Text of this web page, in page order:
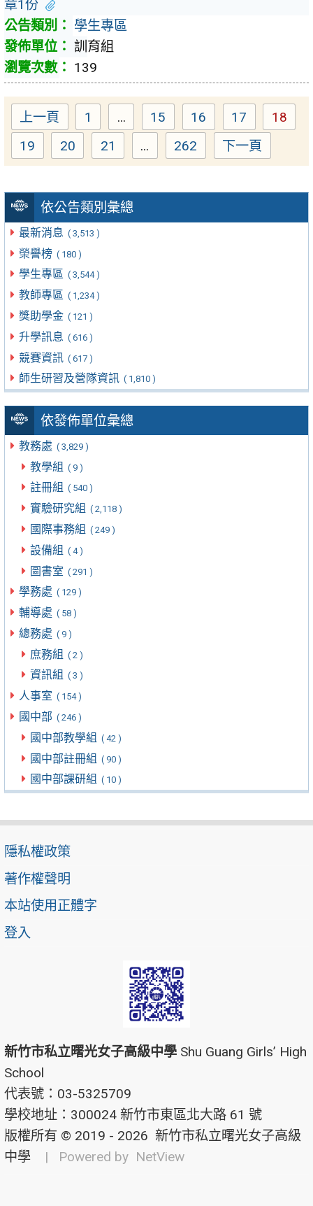
依公告類別彙總
最新消息 ( 3,513 )
榮譽榜 ( 180 )
學生專區 ( 3,544 )
教師專區 ( 1,234 )
獎助學金 ( 121 )
升學訊息 ( 616 )
競賽資訊 ( 617 )
師生研習及營隊資訊 ( 1,810 )
依發佈單位彙總
教務處 ( 3,829 )
教學組 ( 9 )
註冊組 ( 540 )
實驗研究組 ( 2,118 )
國際事務組 ( 249 )
設備組 ( 4 )
圖書室 ( 291 )
學務處 ( 129 )
輔導處 ( 58 )
總務處 ( 9 )
庶務組 ( 2 )
資訊組 ( 3 )
人事室 ( 154 )
國中部 ( 246 )
國中部教學組 ( 42 )
國中部註冊組 ( 90 )
國中部課研組 ( 10 )
章1份
學生專區
訓育組
139
上一頁 Page
1 ... Page
15 Page
16 Page
17 Page
18
Page
19 Page
20 Page
21 ... Page
262 下一頁
隱私權政策
著作權聲明
本站使用正體字
登入
新竹市私立曙光女子高級中學 Shu Guang Girls’ High
School
代表號：03-5325709
學校地址：300024 新竹市東區北大路 61 號
版權所有 © 2019 - 2026 新竹市私立曙光女子高級
中學
| Powered by NetView